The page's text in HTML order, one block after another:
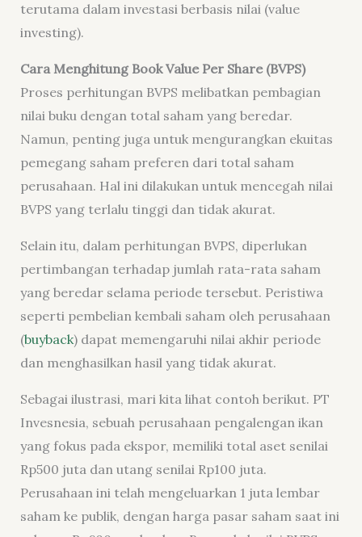
terutama dalam investasi berbasis nilai (value
investing).
Cara Menghitung Book Value Per Share (BVPS)
Proses perhitungan BVPS melibatkan pembagian
nilai buku dengan total saham yang beredar.
Namun, penting juga untuk mengurangkan ekuitas
pemegang saham preferen dari total saham
perusahaan. Hal ini dilakukan untuk mencegah nilai
BVPS yang terlalu tinggi dan tidak akurat.
Selain itu, dalam perhitungan BVPS, diperlukan
pertimbangan terhadap jumlah rata-rata saham
yang beredar selama periode tersebut. Peristiwa
seperti pembelian kembali saham oleh perusahaan
(buyback) dapat memengaruhi nilai akhir periode
dan menghasilkan hasil yang tidak akurat.
Sebagai ilustrasi, mari kita lihat contoh berikut. PT
Invesnesia, sebuah perusahaan pengalengan ikan
yang fokus pada ekspor, memiliki total aset senilai
Rp500 juta dan utang senilai Rp100 juta.
Perusahaan ini telah mengeluarkan 1 juta lembar
saham ke publik, dengan harga pasar saham saat ini